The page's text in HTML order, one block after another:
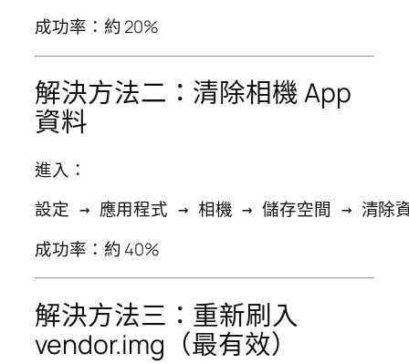
成功率：約 20%
解決方法二：清除相機 App
資料
進入：
成功率：約 40%
解決方法三：重新刷入
vendor.img（最有效）